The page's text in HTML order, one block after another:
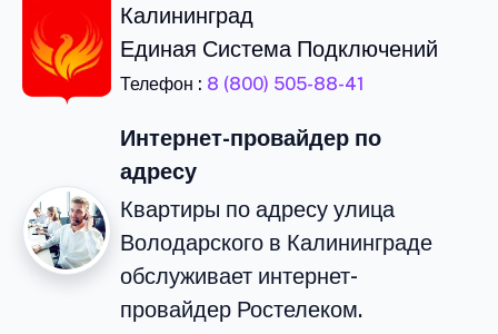
Калининград
Единая Система Подключений
Телефон : 8 (800) 505-88-41
Интернет-провайдер по
адресу
Квартиры по адресу улица
Володарского в Калининграде
обслуживает интернет-
провайдер Ростелеком.